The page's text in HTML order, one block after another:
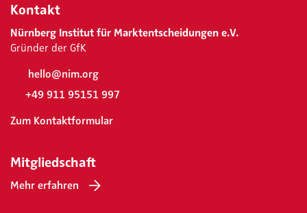
Kontakt
Nürnberg Institut für Marktentscheidungen e.V.
Gründer der GfK
hello@nim.org
+49 911 95151 997
Zum Kontaktformular
Mitgliedschaft
Mehr erfahren